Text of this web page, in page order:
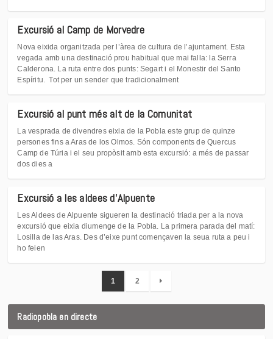
Excursió al Camp de Morvedre
Nova eixida organitzada per l’àrea de cultura de l’ajuntament. Esta
vegada amb una destinació prou habitual que mai falla: la Serra
Calderona. La ruta entre dos punts: Segart i el Monestir del Santo
Espíritu. Tot per un sender que tradicionalment
Excursió al punt més alt de la Comunitat
La vesprada de divendres eixia de la Pobla este grup de quinze
persones fins a Aras de los Olmos. Són components de Quercus
Camp de Túria i el seu propòsit amb esta excursió: a més de passar
dos dies a
Excursió a les aldees d'Alpuente
Les Aldees de Alpuente sigueren la destinació triada per a la nova
excursió que eixia diumenge de la Pobla. La primera parada del matí:
Losilla de las Aras. Des d’eixe punt començaven la seua ruta a peu i
ho feien
1 2
Radiopobla en directe